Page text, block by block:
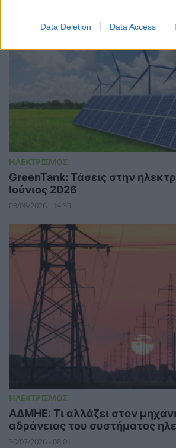
Data Deletion Data Access
ΗΛΕΚΤΡΙΣΜΟΣ
GreenTank: Τάσεις στην
Ιούνιος 2026
03/08/2026 - 14:39
ΗΛΕΚΤΡΙΣΜΟΣ
ΑΔΜΗΕ: Τι αλλάζει στον
αδράνειας του συστήματος
30/07/2026 - 08:01